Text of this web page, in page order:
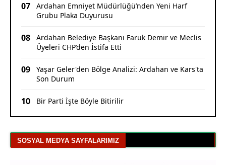
07
Ardahan Emniyet Müdürlüğü’nden Yeni Harf
Grubu Plaka Duyurusu
08
Ardahan Belediye Başkanı Faruk Demir ve Meclis
Üyeleri CHP’den İstifa Etti
09
Yaşar Geler'den Bölge Analizi: Ardahan ve Kars'ta
Son Durum
10 Bir Parti İşte Böyle Bitirilir
SOSYAL MEDYA SAYFALARIMIZ